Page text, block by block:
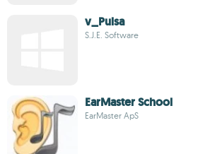
v_Pulsa
S.J.E. Software
EarMaster School
EarMaster ApS